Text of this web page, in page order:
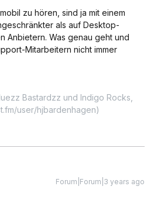
zu hören, sind ja mit einem
als auf Desktop-
Anbietern. Was genau geht und
Mitarbeitern nicht immer
Bastardzz und Indigo Rocks,
user/hjbardenhagen)
Forum|Forum|3 years ago